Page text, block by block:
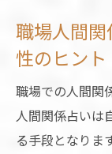
職場人間
性のヒント
職場での人間関
人間関係占いは
る手段となりま